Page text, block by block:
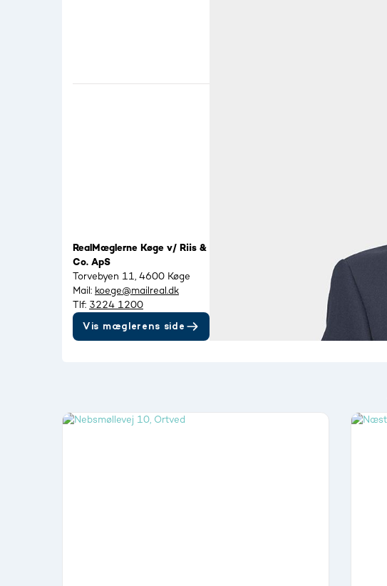
RealMæglerne Køge v/ Riis &
Co. ApS
Torvebyen 11, 4600 Køge
Mail: koege@mailreal.dk
Tlf: 3224 1200
Vis mæglerens side